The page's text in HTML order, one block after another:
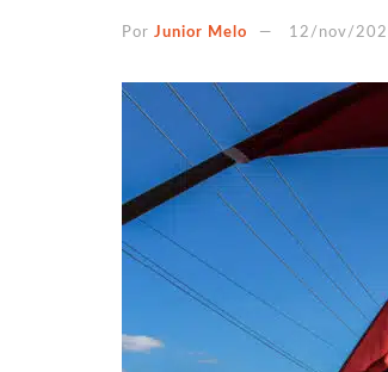
Por Junior Melo 12/nov/